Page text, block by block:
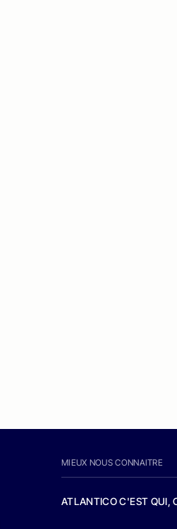
MIEUX NOUS CONNAITRE
ATLANTICO C'EST QUI,